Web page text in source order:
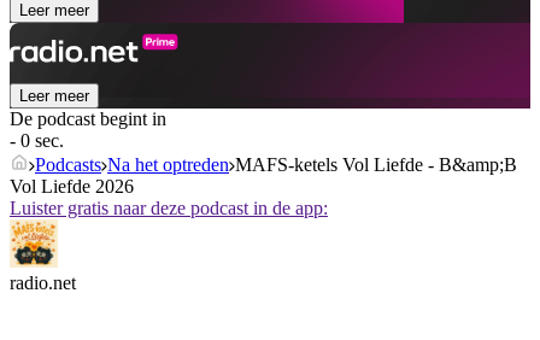
Leer meer
Leer meer
De podcast begint in
- 0 sec.
Podcasts Na het optreden MAFS-ketels Vol Liefde - B&amp;B
Vol Liefde 2026
Luister gratis naar deze podcast in de app:
radio.net